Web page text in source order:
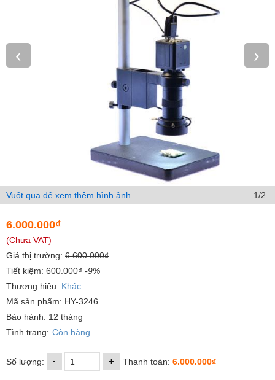
‹ ›
Vuốt qua để xem thêm hình ảnh 1/2
6.000.000₫
(Chưa VAT)
Giá thị trường: 6.600.000₫
Tiết kiệm: 600.000₫ -9%
Thương hiệu: Khác
Mã sản phẩm: HY-3246
Bảo hành: 12 tháng
Tình trạng: Còn hàng
Số lượng: - + Thanh toán: 6.000.000₫